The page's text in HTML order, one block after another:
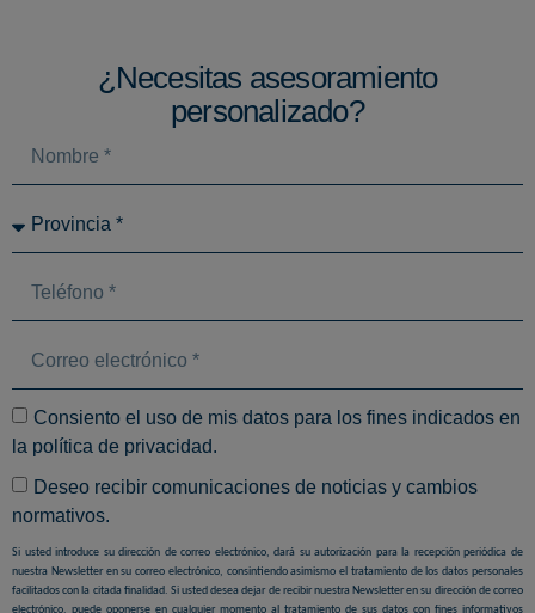
¿Necesitas asesoramiento
personalizado?
Consiento el uso de mis datos para los fines indicados en
la política de privacidad
Deseo recibir comunicaciones de noticias y cambios
normativos.
Si usted introduce su dirección de correo electrónico, dará su autorización para la recepción periódica de
nuestra Newsletter en su correo electrónico, consintiendo asimismo el tratamiento de los datos personales
facilitados con la citada finalidad. Si usted desea dejar de recibir nuestra Newsletter en su dirección de correo
electrónico, puede oponerse en cualquier momento al tratamiento de sus datos con fines informativos